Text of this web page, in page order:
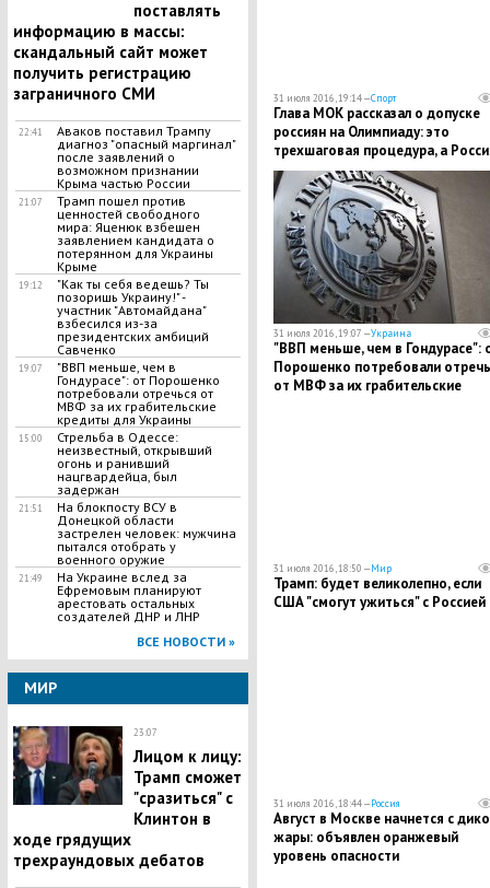
поставлять
информацию в массы:
скандальный сайт может
получить регистрацию
заграничного СМИ
22:41
Аваков поставил Трампу
диагноз "опасный маргинал"
после заявлений о
возможном признании
Крыма частью России
21:07
Трамп пошел против
ценностей свободного
мира: Яценюк взбешен
заявлением кандидата о
потерянном для Украины
Крыме
19:12
"Как ты себя ведешь? Ты
позоришь Украину!" -
участник "Автомайдана"
взбесился из-за
президентских амбиций
Савченко
19:07
"ВВП меньше, чем в
Гондурасе": от Порошенко
потребовали отречься от
МВФ за их грабительские
кредиты для Украины
15:00
​Стрельба в Одессе:
неизвестный, открывший
огонь и ранивший
нацгвардейца, был
задержан
21:51
На блокпосту ВСУ в
Донецкой области
застрелен человек: мужчина
пытался отобрать у
военного оружие
21:49
На Украине вслед за
Ефремовым планируют
арестовать остальных
создателей ДНР и ЛНР
ВСЕ НОВОСТИ »
МИР
23:07
Лицом к лицу:
Трамп сможет
"сразиться" с
Клинтон в
ходе грядущих
трехраундовых дебатов
31 июля 2016, 19:14 —Спорт
Глава МОК рассказал о допуске
россиян на Олимпиаду: это
трехшаговая процедура, а
находится на последнем этапе
31 июля 2016, 19:07 —Украина
"ВВП меньше, чем в Гондурасе":
Порошенко потребовали
от МВФ за их грабительские
31 июля 2016, 18:50 —Мир
Трамп: будет великолепно, если
США "смогут ужиться" с Россией
31 июля 2016, 18:44 —Россия
​Август в Москве начнется с
жары: объявлен оранжевый
уровень опасности